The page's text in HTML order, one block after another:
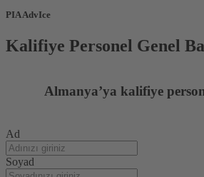
PIA AdvIce
Kalifiye Personel Genel
Almanya’ya kalifiye
Ad
Soyad